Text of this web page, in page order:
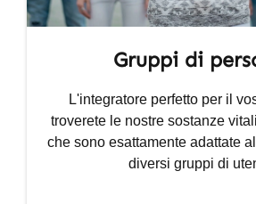
Gruppi di
L'integratore perfetto per il
troverete le nostre sostanze
che sono esattamente adattate
diversi gruppi di